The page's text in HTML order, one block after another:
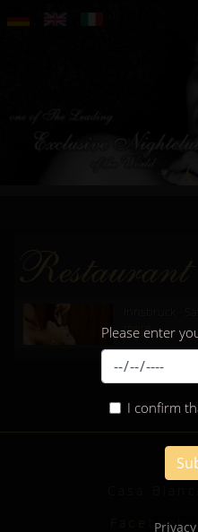
Please enter
I confirm
more...
Facebook